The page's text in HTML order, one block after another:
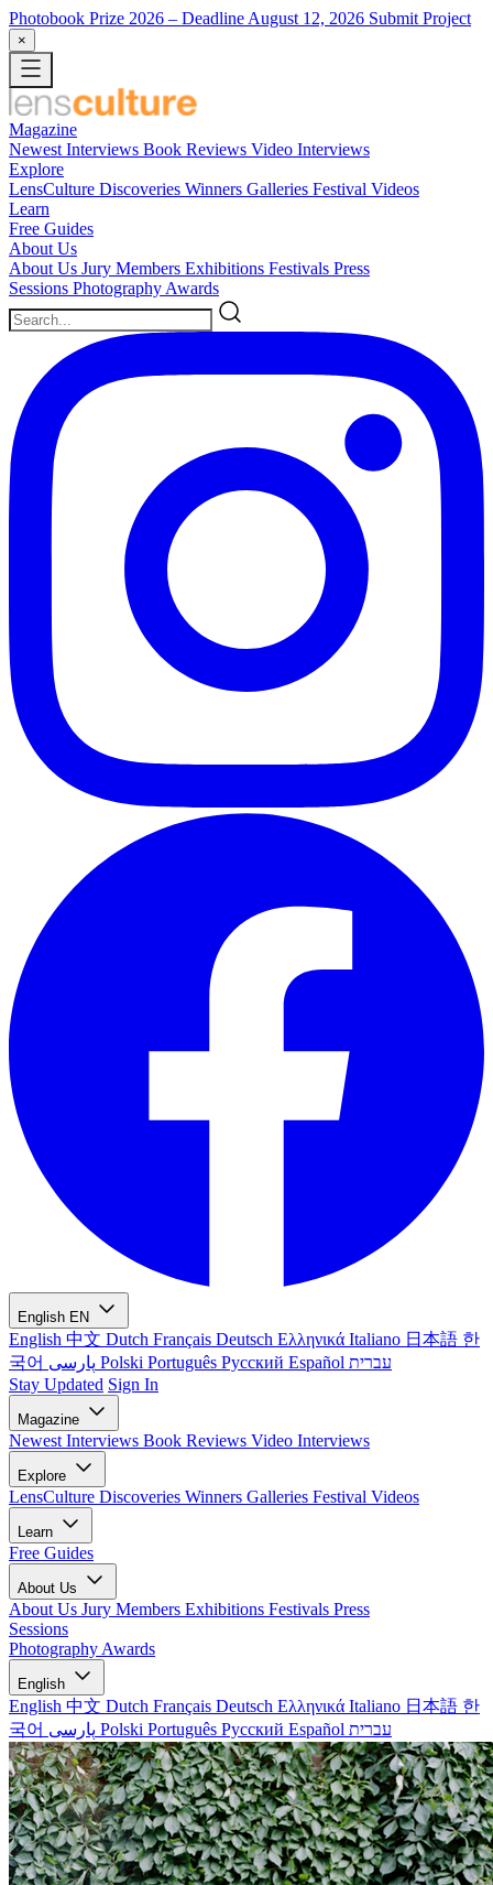
Photobook Prize 2026 – Deadline August 12, 2026 Submit Project
×
Magazine
Newest Interviews Book Reviews Video Interviews
Explore
LensCulture Discoveries Winners Galleries Festival Videos
Learn
Free Guides
About Us
About Us Jury Members Exhibitions Festivals Press
Sessions Photography Awards
English EN
English 中文 Dutch Français Deutsch Ελληνικά Italiano 日本語 한
국어
Polski Português Русский Español עברית
Stay Updated Sign In
Magazine
Newest Interviews Book Reviews Video Interviews
Explore
LensCulture Discoveries Winners Galleries Festival Videos
Learn
Free Guides
About Us
About Us Jury Members Exhibitions Festivals Press
Sessions
Photography Awards
English
English 中文 Dutch Français Deutsch Ελληνικά Italiano 日本語 한
국어
Polski Português Русский Español עברית